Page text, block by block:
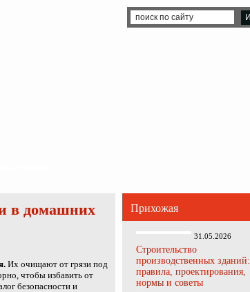
Прихожая
31.05.2026
Строительство
производственных зданий:
правила, проектирования,
нормы и советы
в домашних
Их очищают от грязи под
чтобы избавить от
безопасности и